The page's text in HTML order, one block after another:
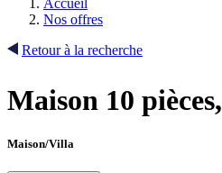
Nos offres
Retour à la recherche
Maison 10 pièces,
Maison/Villa